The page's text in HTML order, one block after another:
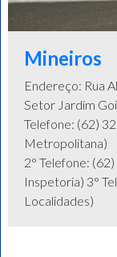
Mineiros
Endereço: Rua
Setor Jardim
Telefone: (62)
Metropolitana)
2° Telefone:
Inspetoria) 3°
Localidades)